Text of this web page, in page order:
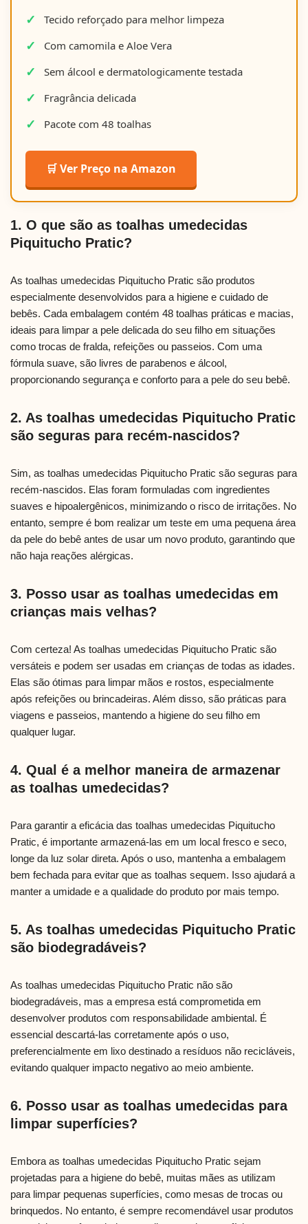
Tecido reforçado para melhor limpeza
Com camomila e Aloe Vera
Sem álcool e dermatologicamente testada
Fragrância delicada
Pacote com 48 toalhas
🛒 Ver Preço na Amazon
1. O que são as toalhas umedecidas
Piquitucho Pratic?
As toalhas umedecidas Piquitucho Pratic são produtos
especialmente desenvolvidos para a higiene e cuidado de
bebês. Cada embalagem contém 48 toalhas práticas e macias,
ideais para limpar a pele delicada do seu filho em situações
como trocas de fralda, refeições ou passeios. Com uma
fórmula suave, são livres de parabenos e álcool,
proporcionando segurança e conforto para a pele do seu bebê.
2. As toalhas umedecidas Piquitucho Pratic
são seguras para recém-nascidos?
Sim, as toalhas umedecidas Piquitucho Pratic são seguras para
recém-nascidos. Elas foram formuladas com ingredientes
suaves e hipoalergênicos, minimizando o risco de irritações. No
entanto, sempre é bom realizar um teste em uma pequena área
da pele do bebê antes de usar um novo produto, garantindo que
não haja reações alérgicas.
3. Posso usar as toalhas umedecidas em
crianças mais velhas?
Com certeza! As toalhas umedecidas Piquitucho Pratic são
versáteis e podem ser usadas em crianças de todas as idades.
Elas são ótimas para limpar mãos e rostos, especialmente
após refeições ou brincadeiras. Além disso, são práticas para
viagens e passeios, mantendo a higiene do seu filho em
qualquer lugar.
4. Qual é a melhor maneira de armazenar
as toalhas umedecidas?
Para garantir a eficácia das toalhas umedecidas Piquitucho
Pratic, é importante armazená-las em um local fresco e seco,
longe da luz solar direta. Após o uso, mantenha a embalagem
bem fechada para evitar que as toalhas sequem. Isso ajudará a
manter a umidade e a qualidade do produto por mais tempo.
5. As toalhas umedecidas Piquitucho Pratic
são biodegradáveis?
As toalhas umedecidas Piquitucho Pratic não são
biodegradáveis, mas a empresa está comprometida em
desenvolver produtos com responsabilidade ambiental. É
essencial descartá-las corretamente após o uso,
preferencialmente em lixo destinado a resíduos não recicláveis,
evitando qualquer impacto negativo ao meio ambiente.
6. Posso usar as toalhas umedecidas para
limpar superfícies?
Embora as toalhas umedecidas Piquitucho Pratic sejam
projetadas para a higiene do bebê, muitas mães as utilizam
para limpar pequenas superfícies, como mesas de trocas ou
brinquedos. No entanto, é sempre recomendável usar produtos